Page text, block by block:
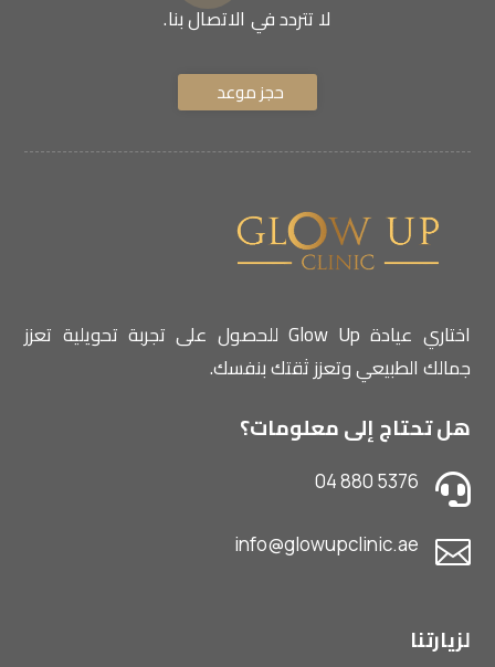
لا تتردد في الاتصال بنا.
حجز موعد
اختاري عيادة Glow Up للحصول على تجربة تحويلية تعزز
جمالك الطبيعي وتعزز ثقتك بنفسك.
هل تحتاج إلى معلومات؟

04 880 5376

info@glowupclinic.ae
لزيارتنا